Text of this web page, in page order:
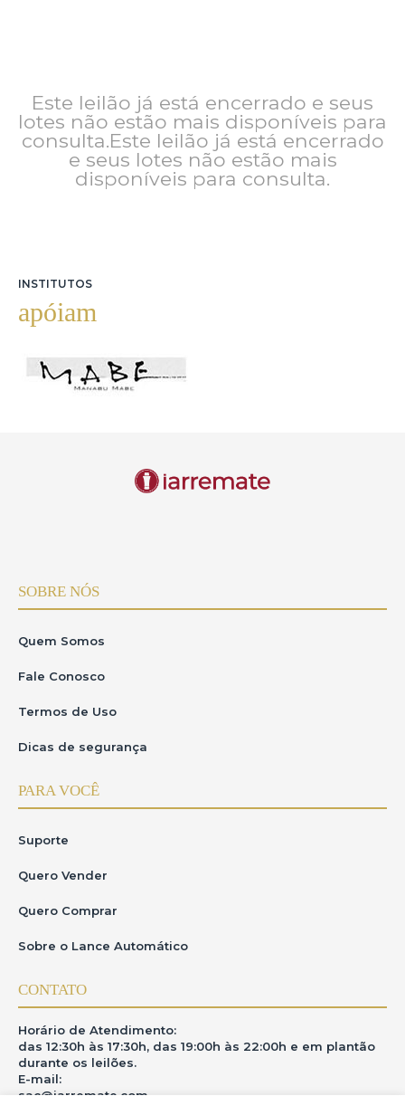
Este leilão já está encerrado e seus
lotes não estão mais disponíveis para
consulta.Este leilão já está encerrado
e seus lotes não estão mais
disponíveis para consulta.
INSTITUTOS
apóiam
SOBRE NÓS
Quem Somos
Fale Conosco
Termos de Uso
Dicas de segurança
PARA VOCÊ
Suporte
Quero Vender
Quero Comprar
Sobre o Lance Automático
CONTATO
Horário de Atendimento:
das 12:30h às 17:30h, das 19:00h às 22:00h e em plantão
durante os leilões.
E-mail:
sac@iarremate.com